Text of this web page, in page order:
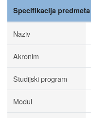
Specifikacija predmeta
Naziv
Akronim
Studijski program
Modul